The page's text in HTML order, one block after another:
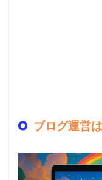
ブログ運営